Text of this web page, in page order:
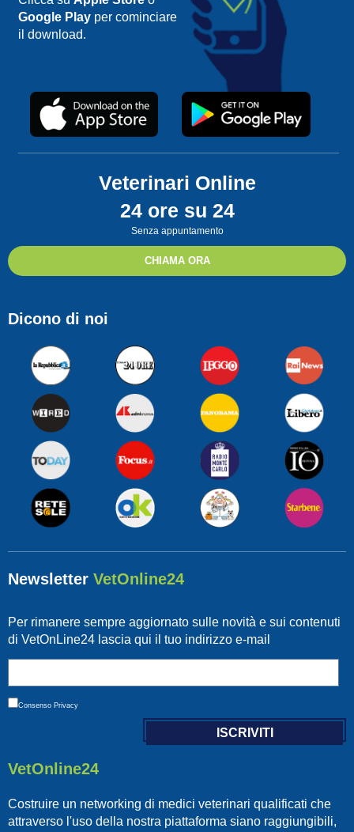
Google Playper cominciare
il download.
Veterinari Online
24 ore su 24
Senza appuntamento
CHIAMA ORA
Dicono di noi
Newsletter VetOnline24
Per rimanere sempre aggiornato sulle novità e sui contenuti
di VetOnLine24 lascia qui il tuo indirizzo e-mail
Consenso Privacy
VetOnline24
Costruire un networking di medici veterinari qualificati che
attraverso l'uso della nostra piattaforma siano raggiungibili,